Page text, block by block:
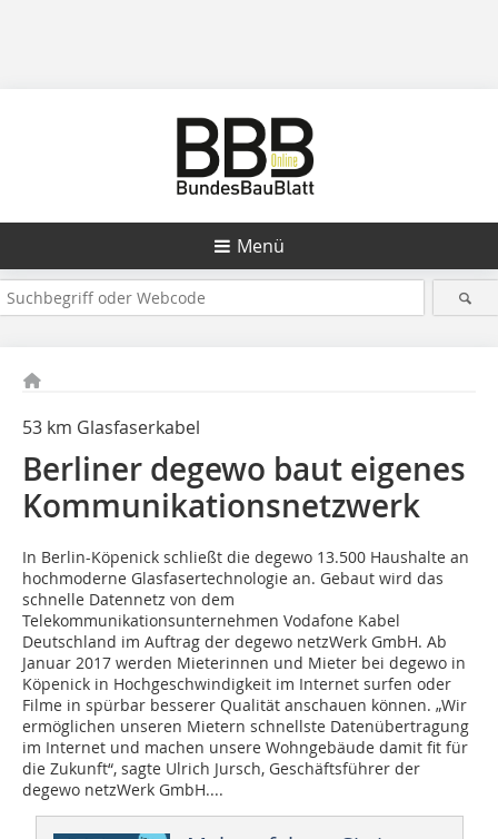
Menü
53 km Glasfaserkabel
Berliner degewo baut eigenes
Kommunikationsnetzwerk
In Berlin-Köpenick schließt die degewo 13.500 Haushalte an
hochmoderne Glasfasertechnologie an. Gebaut wird das
schnelle Datennetz von dem
Telekommunikationsunternehmen Vodafone Kabel
Deutschland im Auftrag der degewo netzWerk GmbH. Ab
Januar 2017 werden Mieterinnen und Mieter bei degewo in
Köpenick in Hochgeschwindigkeit im Internet surfen oder
Filme in spürbar besserer Qualität anschauen können. „Wir
ermöglichen unseren Mietern schnellste Datenübertragung
im Internet und machen unsere Wohngebäude damit fit für
die Zu­­kunft“, sagte Ulrich Jursch, Ge­­schäftsführer der
degewo netzWerk GmbH....